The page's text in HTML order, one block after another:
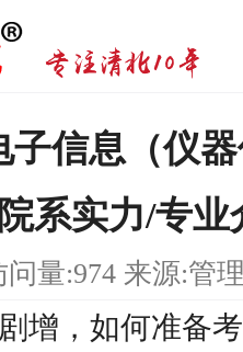
子信息（仪
系实力/专
问量:974 来源:管
增，如何准备